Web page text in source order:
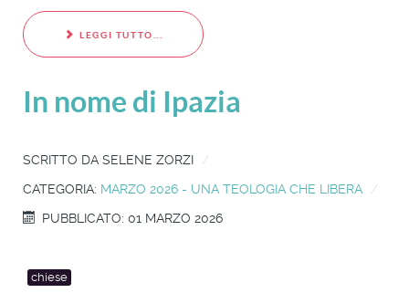
LEGGI TUTTO...
In nome di Ipazia
SCRITTO DA SELENE ZORZI
CATEGORIA: MARZO 2026 - UNA TEOLOGIA CHE LIBERA
PUBBLICATO: 01 MARZO 2026
chiese